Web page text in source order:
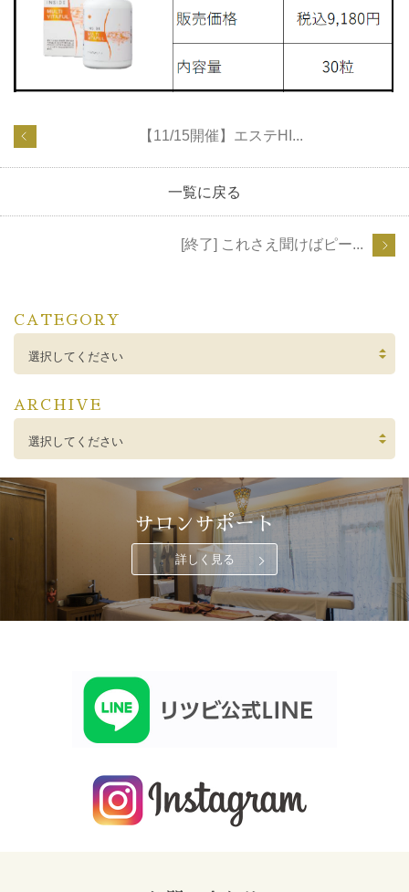
【11/15開催】エステHI...
一覧に戻る
[終了] これさえ聞けばピー...
CATEGORY
選択してください
ARCHIVE
選択してください
サロンサポート
詳しく見る